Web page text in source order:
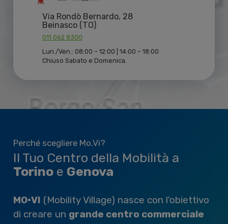
Via Rondò Bernardo, 28
Beinasco (TO)
011 062 8300
Lun./Ven.: 08:00 – 12:00 | 14:00 – 18:00
Chiuso Sabato e Domenica.
Perché scegliere Mo.Vi?
Il Tuo Centro della Mobilità a
Torinoe Genova
MO•VI (Mobility Village) nasce con l'obiettivo
di creare un grande centro commerciale